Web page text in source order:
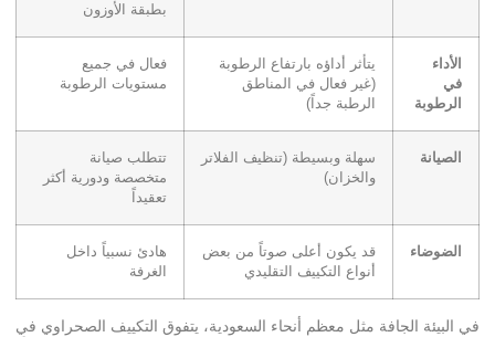
بطبقة الأوزون
الأداء
في
الرطوبة
يتأثر أداؤه بارتفاع الرطوبة
(غير فعال في المناطق
الرطبة جداً)
فعال في جميع
مستويات الرطوبة
الصيانة
سهلة وبسيطة (تنظيف الفلاتر
والخزان)
تتطلب صيانة
متخصصة ودورية أكثر
تعقيداً
الضوضاء
قد يكون أعلى صوتاً من بعض
أنواع التكييف التقليدي
هادئ نسبياً داخل
الغرفة
في البيئة الجافة مثل معظم أنحاء السعودية، يتفوق التكييف الصحراوي في